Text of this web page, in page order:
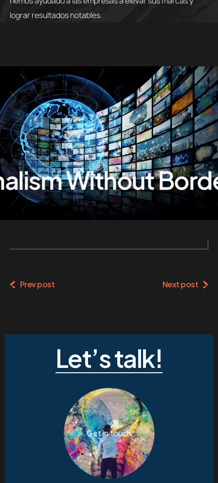
lograr resultados notables.
Without
Prev post Next post
Let’s talk!
Get in touch